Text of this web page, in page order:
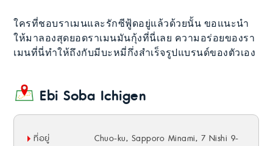
ใครที่ชอบราเมนและรักซีฟู้ดอยู่แล้วด้วยนั้น ขอแนะนำ
ให้มาลองสุดยอดราเมนมันกุ้งที่นี่เลย ความอร่อยของรา
เมนที่นี่ทำให้ถึงกับมีบะหมี่กึ่งสำเร็จรูปแบรนด์ของตัวเอง
Ebi Soba Ichigen
ที่อยู่
Chuo-ku, Sapporo Minami, 7 Nishi 9-